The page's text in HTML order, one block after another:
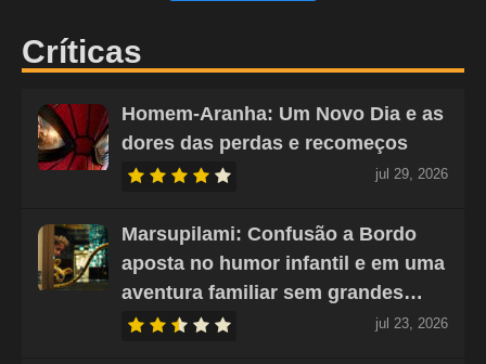
Críticas
Homem-Aranha: Um Novo Dia e as
dores das perdas e recomeços
jul 29, 2026
Marsupilami: Confusão a Bordo
aposta no humor infantil e em uma
aventura familiar sem grandes…
jul 23, 2026